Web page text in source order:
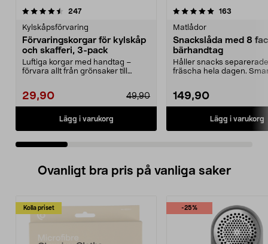
247recensioner
Kylskåpsförvaring
Förvaringskorgar för kylskåp
och skafferi, 3-pack
Luftiga korgar med handtag –
förvara allt från grönsaker till
29,90 49,90
Lägg i varukorg
5.0 av 5 stjärnor 163
Matlådor
Snackslåda med 8
bärhandtag
Håller snacks
fräscha hela dagen.
149,90
Lägg i varukorg
5.0 av 5 stjärnor
Ovanligt bra pris på vanliga saker
Kolla priset -25%